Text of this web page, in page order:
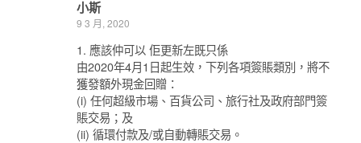
小斯
9 3 月, 2020
1. 應該仲可以 佢更新左既只係
由2020年4月1日起生效，下列各項簽賬類別，將不
獲發額外現金回贈：
(i) 任何超級市場、百貨公司、旅行社及政府部門簽
賬交易；及
(ii) 循環付款及/或自動轉賬交易。